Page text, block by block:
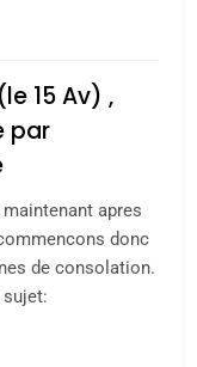
15 Av) ,
par
apres
donc
de consolation.